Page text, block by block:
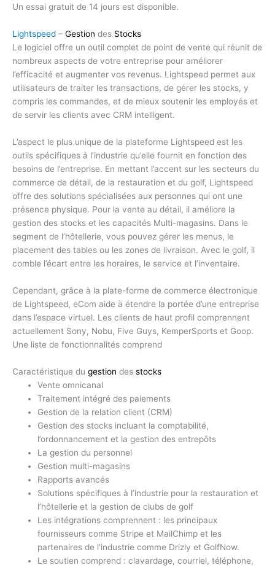
Un essai gratuit de 14 jours est disponible.
Lightspeed – Gestion des Stocks
Le logiciel offre un outil complet de point de vente qui réunit de
nombreux aspects de votre entreprise pour améliorer
l’efficacité et augmenter vos revenus. Lightspeed permet aux
utilisateurs de traiter les transactions, de gérer les stocks, y
compris les commandes, et de mieux soutenir les employés et
de servir les clients avec CRM intelligent.
L’aspect le plus unique de la plateforme Lightspeed est les
outils spécifiques à l’industrie qu’elle fournit en fonction des
besoins de l’entreprise. En mettant l’accent sur les secteurs du
commerce de détail, de la restauration et du golf, Lightspeed
offre des solutions spécialisées aux personnes qui ont une
présence physique. Pour la vente au détail, il améliore la
gestion des stocks et les capacités Multi-magasins. Dans le
segment de l’hôtellerie, vous pouvez gérer les menus, le
placement des tables ou les zones de livraison. Avec le golf, il
comble l’écart entre les horaires, le service et l’inventaire.
Cependant, grâce à la plate-forme de commerce électronique
de Lightspeed, eCom aide à étendre la portée d’une entreprise
dans l’espace virtuel. Les clients de haut profil comprennent
actuellement Sony, Nobu, Five Guys, KemperSports et Goop.
Une liste de fonctionnalités comprend
Caractéristique du gestion des stocks
Vente omnicanal
Traitement intégré des paiements
Gestion de la relation client (CRM)
Gestion des stocks incluant la comptabilité,
l’ordonnancement et la gestion des entrepôts
La gestion du personnel
Gestion multi-magasins
Rapports avancés
Solutions spécifiques à l’industrie pour la restauration et
l’hôtellerie et la gestion de clubs de golf
Les intégrations comprennent : les principaux
fournisseurs comme Stripe et MailChimp et les
partenaires de l’industrie comme Drizly et GolfNow.
Le soutien comprend : clavardage, courriel, téléphone,